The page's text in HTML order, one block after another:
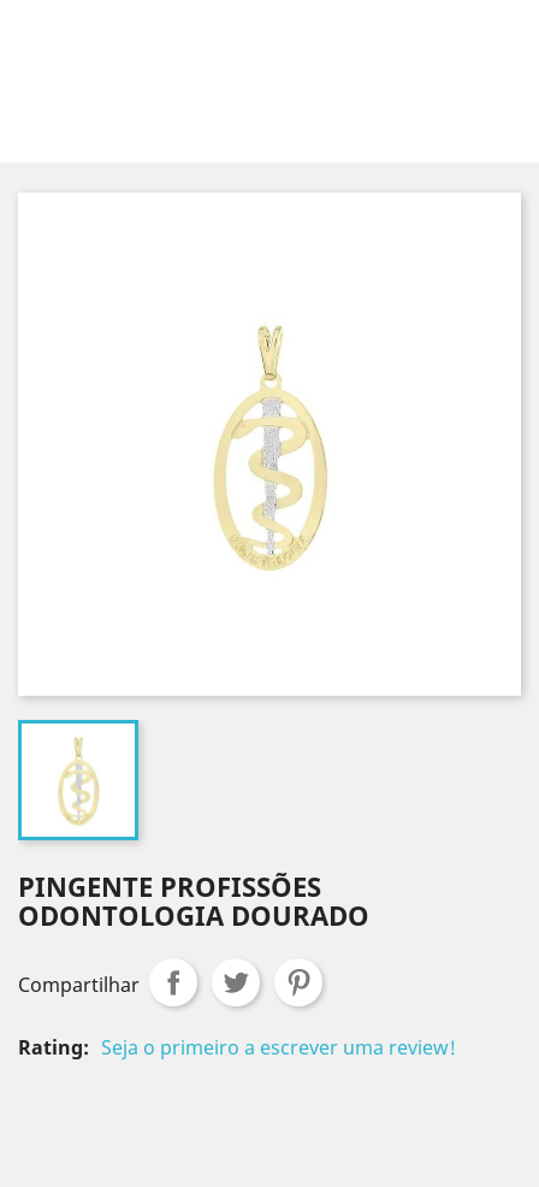
PINGENTE PROFISSÕES
ODONTOLOGIA DOURADO
Compartilhar
Rating: Seja o primeiro a escrever uma review!